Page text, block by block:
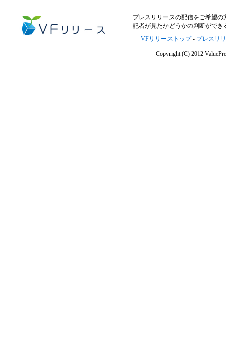
プレスリリースの配信をご希望の
記者が見たかどうかの判断がで
VFリリーストップ- プレスリ
Copyright (C) 2012